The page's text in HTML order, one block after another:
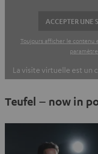
politique deACCEPTER UNE
Toujours afficher le contenu
La visite virtuelle est un
le contenu, vous vous
le contenu extérieur
personnelles peuvent
une tierce plateforme.
vous invitons à
Teufel – now in